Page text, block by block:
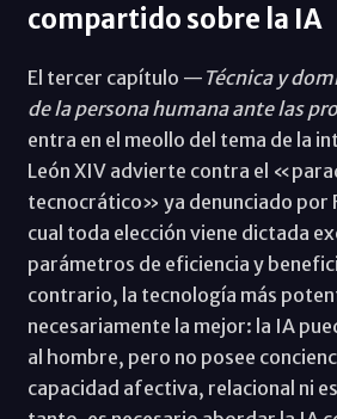
compartido sobre la IA
El tercer capítulo — Técnica y
de la persona humana ante las
entra en el meollo del tema de la
León XIV advierte contra el
tecnocrático» ya denunciado por
cual toda elección viene dictada
parámetros de eficiencia y
contrario, la tecnología más
necesariamente la mejor: la IA
al hombre, pero no posee
capacidad afectiva, relacional ni